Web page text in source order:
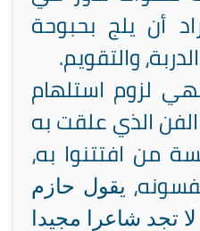
أن يلج بحبوحة
والتقويم.
فهي لزوم استلهام
الذي علقت به
من افتتنوا به،
يقول حازم
تجد شاعرا مجيدا